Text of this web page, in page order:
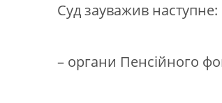
Суд зауважив наступне:
– органи Пенсійного